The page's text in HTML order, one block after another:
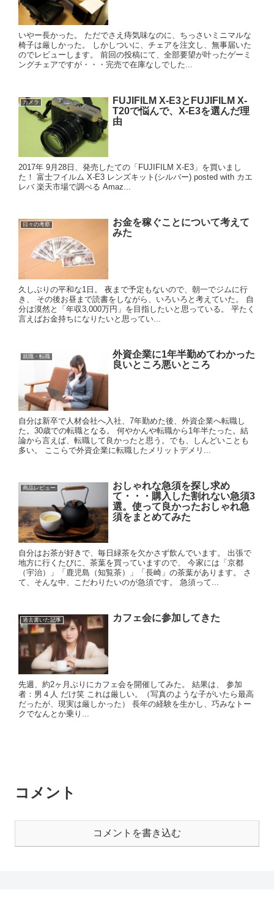
いやー長かった。 ただでさえ痔気味なのに、ちっさいミニマルな
椅子は厳しかった。 しかしついに、チェアを注文し、無事届いた
のでレビューします。 前回の投稿にて、全部要望が叶ったゲーミ
ングチェアですが・・・完売で在庫なしでした...
カメラ
FUJIFILM X-E3とFUJIFILM X-
T20で悩んで、X-E3を選んだ理
由
2017年 9月28日、発売したての「FUJIFILM X-E3」を買いまし
た！ 富士フイルム X-E3 レンズキット(シルバー) posted with カエ
レバ 楽天市場で調べる Amaz...
日々の考察
お金を稼ぐことについて考えて
みた
久しぶりの平和な1日。 夜まで予定もないので、朝一でジムに行
き、 その後お昼まで読書をしながら、いろいろと考えていた。 自
分は漠然と「年収3,000万円」を目指したいと思っている。 平たく
言えばお金持ちになりたいと思ってい...
就職・転職
外資企業に1年半勤めてわかった
良いところ悪いところ
自分は新卒で人材会社へ入社、7年勤めた後、外資企業へ転職し
た。30歳での転職となる。 何やかんや転職から1年半たった。結
論から言えば、転職して良かったと思う。でも、しんどいことも
多い。 ここらで外資企業に転職したメリットデメリ...
商品レビュー
おしゃれな急須を探し求め
て・・・購入した割れない急須3
選。使って良かったおしゃれ急
須をまとめてみた
自分はお茶が好きで、毎日緑茶を欠かさず飲んでいます。 出張で
地方に行くたびに、茶葉を買っていますので、 今家には「京都
（宇治）」「鹿児島（知覧茶）」「長崎」の茶葉があります。 さ
て、そんな中、こだわりたいのが急須です。 急須って...
過去書いた記事 カフェ会に参加してきた
先週、約2ヶ月ぶりにカフェ会を開催してみた。 結果は、 参加
者：男４人 だけ笑 これは厳しい。（写真のような子がいたら最高
だったが、現実は厳しかった） 長年の経験を生かし、巧みなトー
クでなんとか乗り...
コメント
コメントを書き込む